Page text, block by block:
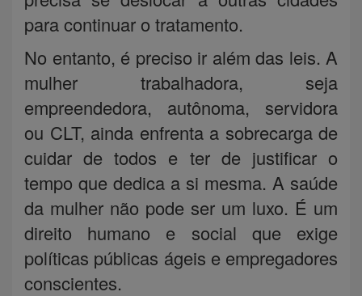
para continuar o tratamento.
No entanto, é preciso ir além das leis. A
mulher trabalhadora, seja
empreendedora, autônoma, servidora
ou CLT, ainda enfrenta a sobrecarga de
cuidar de todos e ter de justificar o
tempo que dedica a si mesma. A saúde
da mulher não pode ser um luxo. É um
direito humano e social que exige
políticas públicas ágeis e empregadores
conscientes.